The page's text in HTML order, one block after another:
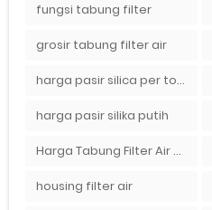
fungsi tabung filter
grosir tabung filter air
harga pasir silica per ton per kg
harga pasir silika putih
Harga Tabung Filter Air Sumur
housing filter air